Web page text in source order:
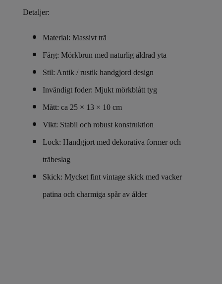
Detaljer:
Material: Massivt trä
Färg: Mörkbrun med naturlig åldrad yta
Stil: Antik / rustik handgjord design
Invändigt foder: Mjukt mörkblått tyg
Mått: ca 25 × 13 × 10 cm
Vikt: Stabil och robust konstruktion
Lock: Handgjort med dekorativa former och
träbeslag
Skick: Mycket fint vintage skick med vacker
patina och charmiga spår av ålder